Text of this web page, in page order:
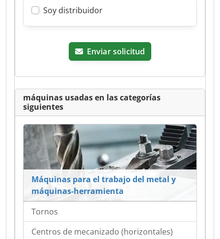
Soy distribuidor
Enviar solicitud
máquinas usadas en las categorías
siguientes
Máquinas para el trabajo del metal y
máquinas-herramienta
Tornos
Centros de mecanizado (horizontales)